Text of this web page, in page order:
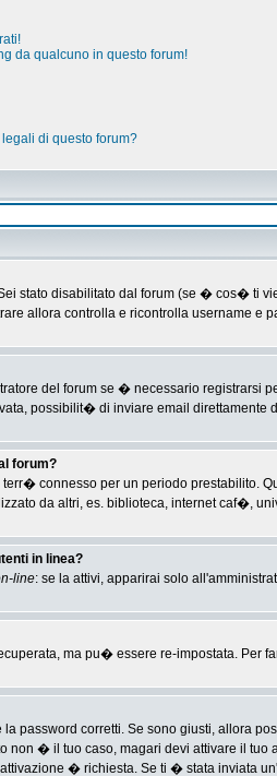
da qualcuno in questo forum!
di questo forum?
stato disabilitato dal forum (se � cos� ti
allora controlla e ricontrolla username
del forum se � necessario
possibilit� di inviare email
forum?
terr� connesso per un periodo prestabilito.
da altri, es. biblioteca, internet caf�,
in linea?
line: se la attivi, apparirai solo
ma pu� essere re-impostata. Per
password corretti. Se sono giusti, allora
non � il tuo caso, magari devi attivare il
� richiesta. Se ti � stata inviata